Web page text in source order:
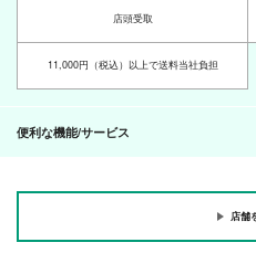
店頭受取
11,000円（税込）以上で送料当社負担
便利な機能/サービス
店舗